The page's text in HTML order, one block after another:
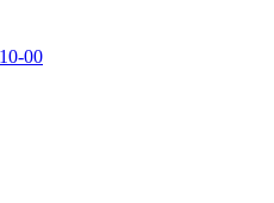
00